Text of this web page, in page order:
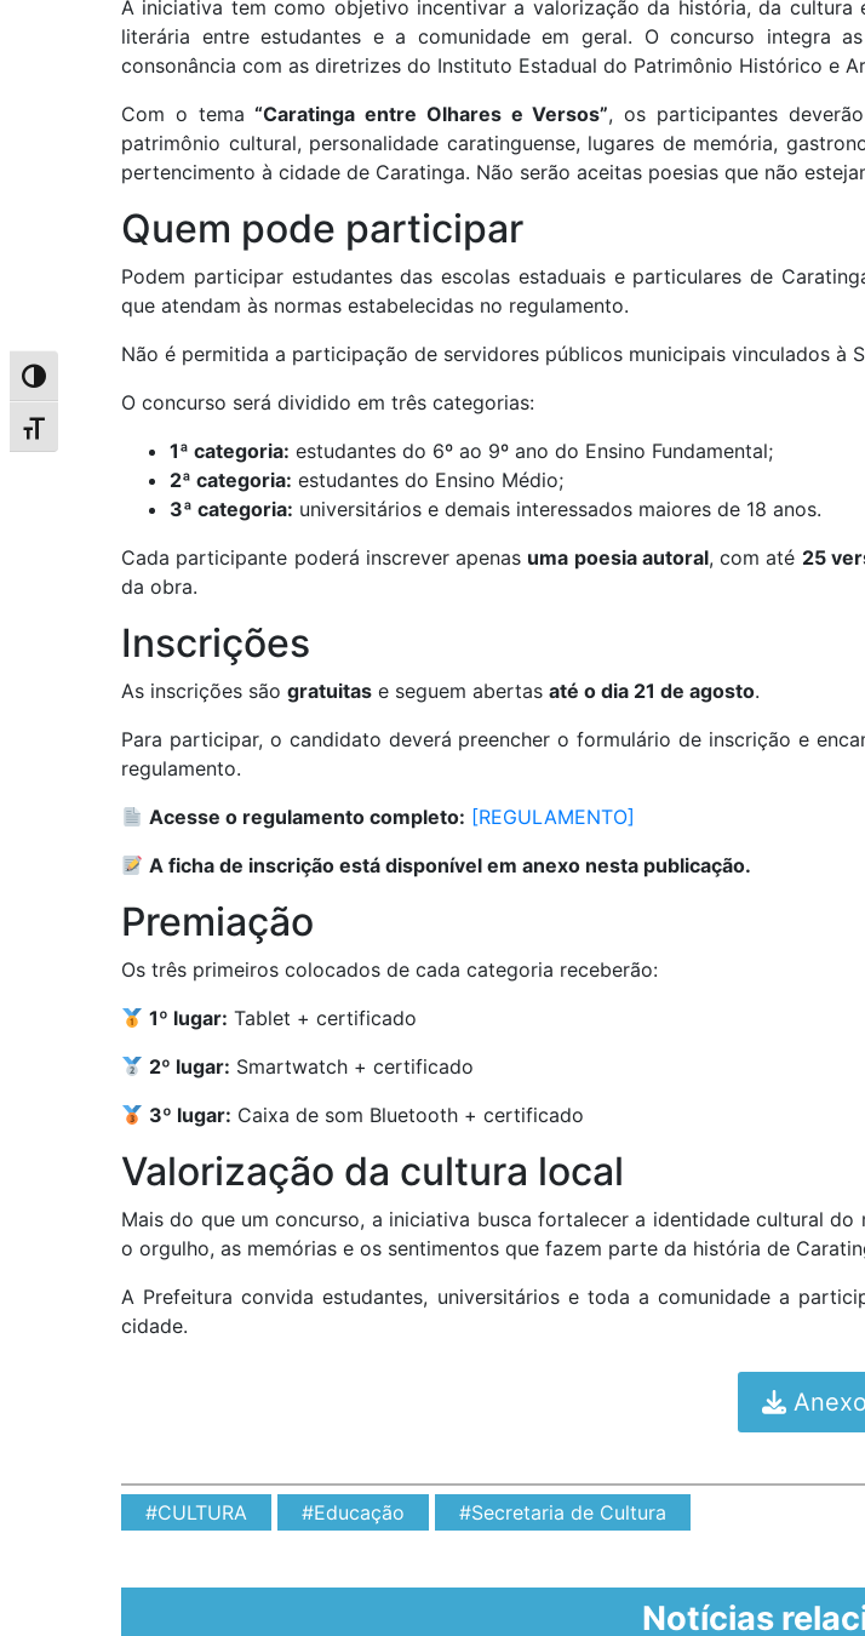
Alternar alto contraste
Alternar tamanho da fonte
A iniciativa tem como objetivo incentivar a valorização da história, da
literária entre estudantes e a comunidade em geral. O concurso integra
consonância com as diretrizes do Instituto Estadual do Patrimônio Histórico e
Com o tema“Caratinga entre Olhares e Versos”, os participantes
patrimônio cultural, personalidade caratinguense, lugares de memória,
pertencimento à cidade de Caratinga. Não serão aceitas poesias que não
Quem pode participar
Podem participar estudantes das escolas estaduais e particulares de
que atendam às normas estabelecidas no regulamento.
Não é permitida a participação de servidores públicos municipais vinculados à
O concurso será dividido em três categorias:
1ª categoria: estudantes do 6º ao 9º ano do Ensino Fundamental;
2ª categoria: estudantes do Ensino Médio;
3ª categoria: universitários e demais interessados maiores de 18 anos.
Cada participante poderá inscrever apenas uma poesia autoral, com até 25
da obra.
Inscrições
As inscrições são gratuitas e seguem abertas até o dia 21 de agosto.
Para participar, o candidato deverá preencher o formulário de inscrição e
regulamento.
Acesse o regulamento completo: [REGULAMENTO]
A ficha de inscrição está disponível em anexo nesta publicação.
Premiação
Os três primeiros colocados de cada categoria receberão:
1º lugar: Tablet + certificado
2º lugar: Smartwatch + certificado
3º lugar: Caixa de som Bluetooth + certificado
Valorização da cultura local
Mais do que um concurso, a iniciativa busca fortalecer a identidade cultural
o orgulho, as memórias e os sentimentos que fazem parte da história de
A Prefeitura convida estudantes, universitários e toda a comunidade a
cidade.
Anexo
#CULTURA #Educação #Secretaria de Cultura
Notícias